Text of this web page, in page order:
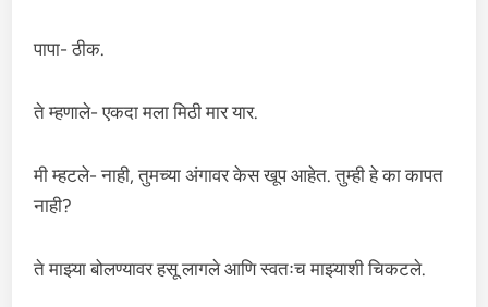
पापा- ठीक.
ते म्हणाले- एकदा मला मिठी मार यार.
मी म्हटले- नाही, तुमच्या अंगावर केस खूप आहेत. तुम्ही हे का कापत
नाही?
ते माझ्या बोलण्यावर हसू लागले आणि स्वतःच माझ्याशी चिकटले.